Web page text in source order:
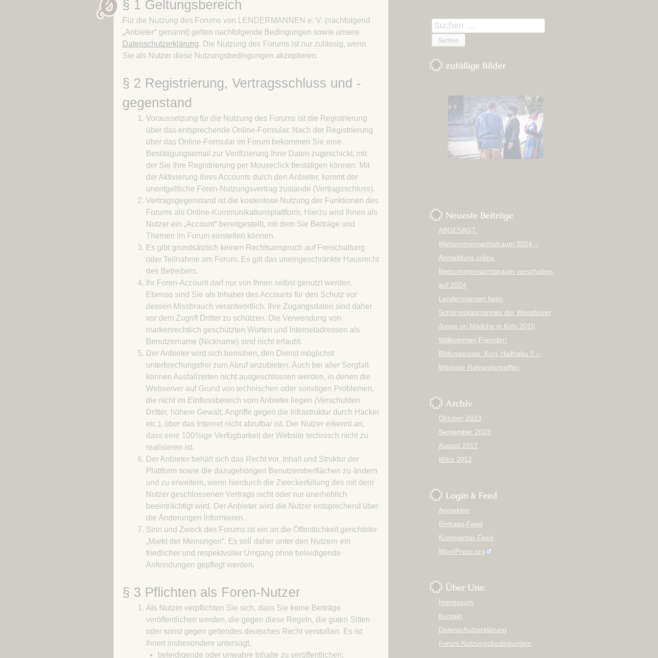
Kapitel 04 – Dragodem
Kapitel 05 – Ein Onager für
das Heer
Lendermannen
Lendermannen
Kapitel 08 – Rückkehr
nach Starkadsund
Kapitel 09 – Ein alter
Bekannter
Kapitel 10 – Noch ältere
Bekannte
Kapitel 11 – Die Chatten
Kapitel 12 – Ein Schiff
Kapitel 13 – Eine Jurte
Kapitel 14 – Auch
zerschlagen
Kapitel 15 – Neu-Freystadt
Kapitel 16 – Erste
Lendermannen-Schenke
auf dem Winterthing
Kapitel 17 – Im Lande der
Chatten
Kapitel 18 – Merseberg
Kapitel 19 – Das Land der
Drachen gehört den Orks
Kapitel 20 – Das Land der
Drachen gehörte den Orks
Heeres
§ 1 Geltungsbereich
Für die Nutzung des Forums von LENDERMANNEN e. V. (nachfolgend
„Anbieter“ genannt) gelten nachfolgende Bedingungen sowie unsere
Datenschutzerklärung. Die Nutzung des Forums ist nur zulässig, wenn
Sie als Nutzer diese Nutzungsbedingungen akzeptieren.
§ 2 Registrierung, Vertragsschluss und -
gegenstand
Voraussetzung für die Nutzung des Forums ist die Registrierung
über das entsprechende Online-Formular. Nach der Registrierung
über das Online-Formular im Forum bekommen Sie eine
Bestätigungsemail zur Verifizierung Ihrer Daten zugeschickt, mit
der Sie Ihre Registrierung per Mouseclick bestätigen können. Mit
der Aktivierung Ihres Accounts durch den Anbieter, kommt der
unentgeltliche Foren-Nutzungsvertrag zustande (Vertragsschluss).
Vertragsgegenstand ist die kostenlose Nutzung der Funktionen des
Forums als Online-Kommunikationsplattform. Hierzu wird Ihnen als
Nutzer ein „Account“ bereitgestellt, mit dem Sie Beiträge und
Themen im Forum einstellen können.
Es gibt grundsätzlich keinen Rechtsanspruch auf Freischaltung
oder Teilnahme am Forum. Es gilt das uneingeschränkte Hausrecht
des Betreibers.
Ihr Foren-Account darf nur von Ihnen selbst genutzt werden.
Ebenso sind Sie als Inhaber des Accounts für den Schutz vor
dessen Missbrauch verantwortlich. Ihre Zugangsdaten sind daher
vor dem Zugriff Dritter zu schützen. Die Verwendung von
markenrechtlich geschützten Worten und Internetadressen als
Benutzername (Nickname) sind nicht erlaubt.
Der Anbieter wird sich bemühen, den Dienst möglichst
unterbrechungsfrei zum Abruf anzubieten. Auch bei aller Sorgfalt
können Ausfallzeiten nicht ausgeschlossen werden, in denen die
Webserver auf Grund von technischen oder sonstigen Problemen,
die nicht im Einflussbereich vom Anbieter liegen (Verschulden
Dritter, höhere Gewalt, Angriffe gegen die Infrastruktur durch Hacker
etc.), über das Internet nicht abrufbar ist. Der Nutzer erkennt an,
dass eine 100%ige Verfügbarkeit der Website technisch nicht zu
realisieren ist.
Der Anbieter behält sich das Recht vor, Inhalt und Struktur der
Plattform sowie die dazugehörigen Benutzeroberflächen zu ändern
und zu erweitern, wenn hierdurch die Zweckerfüllung des mit dem
Nutzer geschlossenen Vertrags nicht oder nur unerheblich
beeinträchtigt wird. Der Anbieter wird die Nutzer entsprechend über
die Änderungen informieren.
Sinn und Zweck des Forums ist ein an die Öffentlichkeit gerichteter
„Markt der Meinungen“. Es soll daher unter den Nutzern ein
friedlicher und respektvoller Umgang ohne beleidigende
Anfeindungen gepflegt werden.
§ 3 Pflichten als Foren-Nutzer
Als Nutzer verpflichten Sie sich, dass Sie keine Beiträge
veröffentlichen werden, die gegen diese Regeln, die guten Sitten
oder sonst gegen geltendes deutsches Recht verstoßen. Es ist
Ihnen insbesondere untersagt,
beleidigende oder unwahre Inhalte zu veröffentlichen;
Suchen
nach:
zufällige Bilder
Neueste Beiträge
ABGESAGT:
Metsommernachtstraum 2024 –
Anmeldung online
Metsommernachtstraum verschoben
auf 2024
Lendermannen beim
Schürreskaarrennen der Wesshover
Jonge un Mädche in Köln 2015
Willkommen Fremder!
Bildungsreise: Kurs Haithabu !! –
Wikinger Rahseglertreffen
Archiv
Oktober 2023
September 2023
August 2017
März 2012
Login & Feed
Anmelden
Eintrags-Feed
Kommentar-Feed
WordPress.org
Über Uns:
Impressum
Kontakt
Datenschutzerklärung
Forum Nutzungsbedingungen